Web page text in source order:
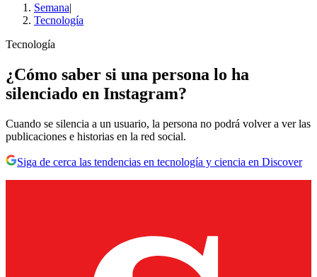
Semana|
Tecnología
Tecnología
¿Cómo saber si una persona lo ha
silenciado en Instagram?
Cuando se silencia a un usuario, la persona no podrá volver a ver las
publicaciones e historias en la red social.
Siga de cerca las tendencias en tecnología y ciencia en Discover